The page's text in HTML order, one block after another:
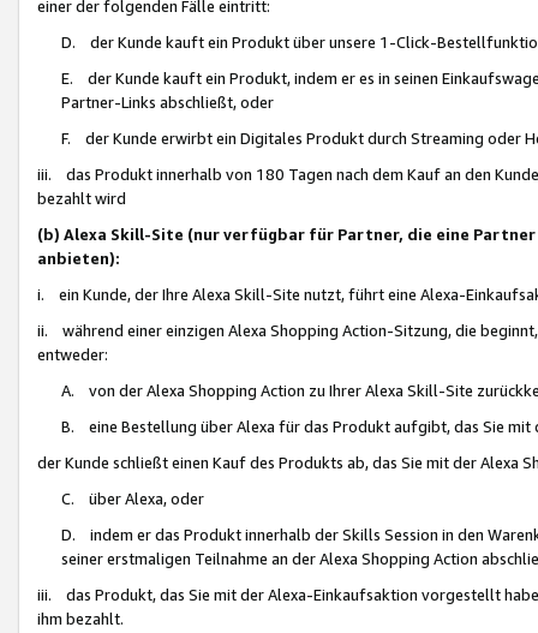
einer der folgenden Fälle eintritt:
D. der Kunde kauft ein Produkt über unsere 1-Click-
E. der Kunde kauft ein Produkt, indem er es in seinen
Partner-Links abschließt, oder
F. der Kunde erwirbt ein Digitales Produkt durch Streaming oder
iii. das Produkt innerhalb von 180 Tagen nach dem Kauf an den
bezahlt wird
(b) Alexa Skill-Site (nur verfügbar für Partner, die eine
anbieten):
i. ein Kunde, der Ihre Alexa Skill-Site nutzt, führt eine Alexa-
ii. während einer einzigen Alexa Shopping Action-Sitzung, die
entweder:
A. von der Alexa Shopping Action zu Ihrer Alexa Skill-Site
B. eine Bestellung über Alexa für das Produkt aufgibt, das Sie mit
der Kunde schließt einen Kauf des Produkts ab, das Sie mit der Alexa
C. über Alexa, oder
D. indem er das Produkt innerhalb der Skills Session in den
seiner erstmaligen Teilnahme an der Alexa Shopping Action
iii. das Produkt, das Sie mit der Alexa-Einkaufsaktion vorgestellt
ihm bezahlt.